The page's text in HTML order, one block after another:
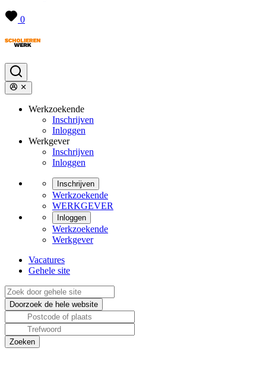
0
Werkzoekende
Inschrijven
Inloggen
Werkgever
Inschrijven
Inloggen
Inschrijven
Werkzoekende
WERKGEVER
Inloggen
Werkzoekende
Werkgever
Vacatures
Gehele site